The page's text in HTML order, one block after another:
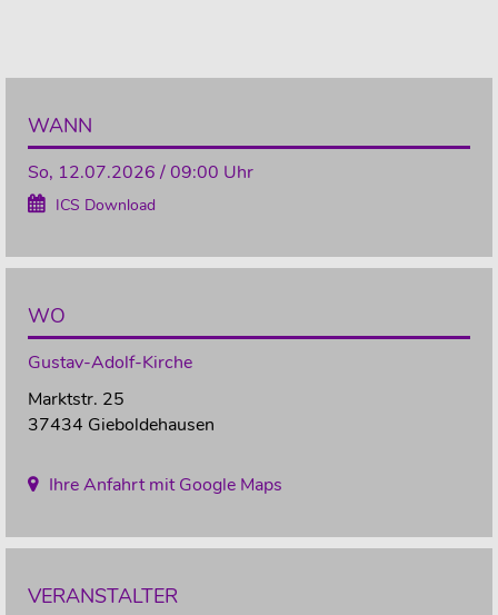
WANN
So, 12.07.2026 / 09:00 Uhr
ICS Download
WO
Gustav-Adolf-Kirche
Marktstr. 25
37434 Gieboldehausen
Ihre Anfahrt mit Google Maps
VERANSTALTER